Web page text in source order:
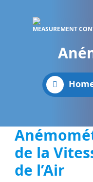
MEASUREMENT
de la
de l’Air